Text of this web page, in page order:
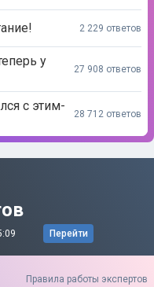
2 229 ответов
у
27 908 ответов
с этим-
28 712 ответов
Перейти
Правила работы экспертов